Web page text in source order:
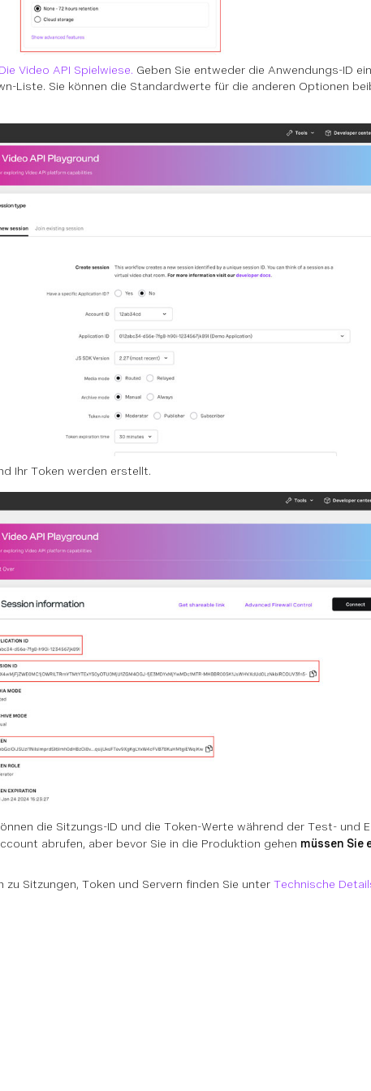
Die Video API Spielwiese. Geben Sie entweder die Anwendungs-ID
Liste. Sie können die Standardwerte für die anderen Optionen
Ihr Token werden erstellt.
die Sitzungs-ID und die Token-Werte während der Test- und
abrufen, aber bevor Sie in die Produktion gehen müssen Sie
zu Sitzungen, Token und Servern finden Sie unter Technische